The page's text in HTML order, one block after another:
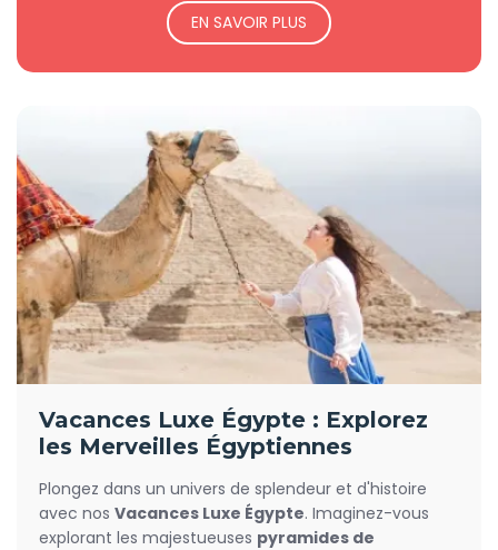
EN SAVOIR PLUS
Vacances Luxe Égypte : Explorez
les Merveilles Égyptiennes
Plongez dans un univers de splendeur et d'histoire
avec nos Vacances Luxe Égypte. Imaginez-vous
explorant les majestueuses pyramides de